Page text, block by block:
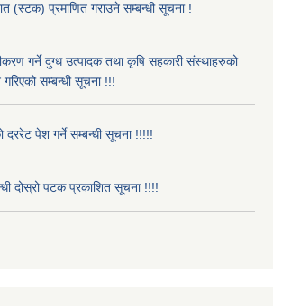
(स्टक) प्रमाणित गराउने सम्बन्धी सूचना !
गर्ने दुग्ध उत्पादक तथा कृषि सहकारी संस्थाहरुको
गरिएको सम्बन्धी सूचना !!!
दररेट पेश गर्ने सम्बन्धी सूचना !!!!!
दोस्रो पटक प्रकाशित सूचना !!!!